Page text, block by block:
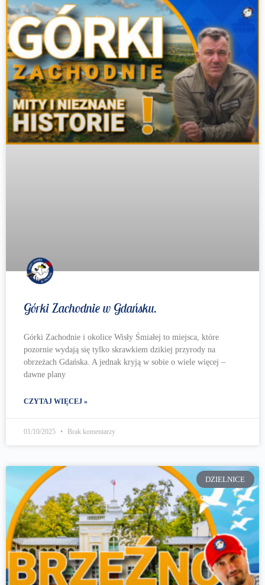
Górki Zachodnie w Gdańsku.
Górki Zachodnie i okolice Wisły Śmiałej to miejsca, które
pozornie wydają się tylko skrawkiem dzikiej przyrody na
obrzeżach Gdańska. A jednak kryją w sobie o wiele więcej –
dawne plany
CZYTAJ WIĘCEJ »
01/10/2025 Brak komentarzy
DZIELNICE